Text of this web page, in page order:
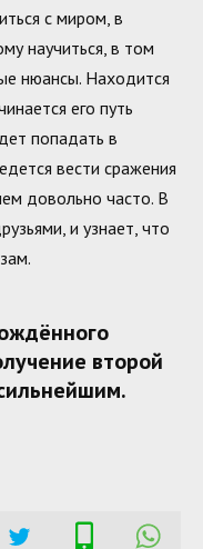
с миром, в
научиться, в том
нюансы. Находится
его путь
попадать в
вести сражения
довольно часто. В
и узнает, что
второй